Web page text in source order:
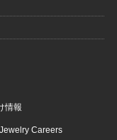
情報
Careers